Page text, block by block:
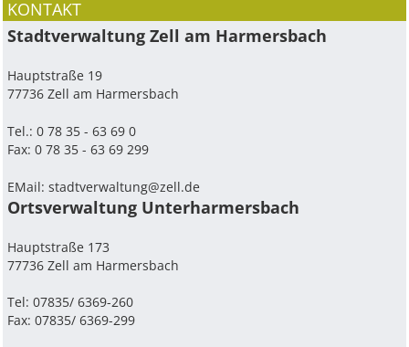
KONTAKT
Stadtverwaltung Zell am Harmersbach
Hauptstraße 19
77736 Zell am Harmersbach
Tel.: 0 78 35 - 63 69 0
Fax: 0 78 35 - 63 69 299
EMail:stadtverwaltung@zell.de
Ortsverwaltung Unterharmersbach
Hauptstraße 173
77736 Zell am Harmersbach
Tel: 07835/ 6369-260
Fax: 07835/ 6369-299